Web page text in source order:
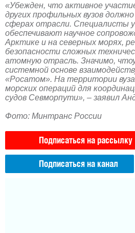
«Убежден, что активное
других профильных вузов
сферах отрасли. Специалисты
обеспечивают научное
Арктике и на северных морях,
безопасности сложных
атомную отрасль. Значимо,
системной основе
«Росатом». На территории
морских операций для
судов Севморпути», – заявил
Фото: Минтранс России
Подписаться на рассылку
Подписаться на канал